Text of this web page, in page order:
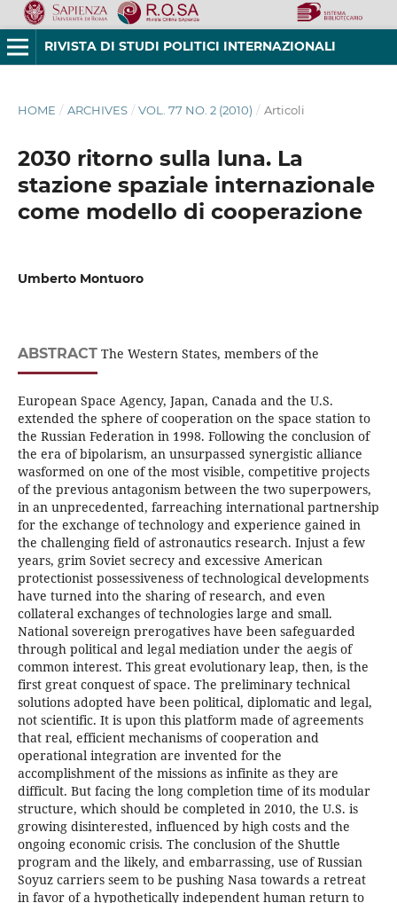
RIVISTA DI STUDI POLITICI INTERNAZIONALI
HOME / ARCHIVES / VOL. 77 NO. 2 (2010) / Articoli
2030 ritorno sulla luna. La
stazione spaziale internazionale
come modello di cooperazione
Umberto Montuoro
ABSTRACTThe Western States, members of the
European Space Agency, Japan, Canada and the U.S.
extended the sphere of cooperation on the space station to
the Russian Federation in 1998. Following the conclusion of
the era of bipolarism, an unsurpassed synergistic alliance
wasformed on one of the most visible, competitive projects
of the previous antagonism between the two superpowers,
in an unprecedented, farreaching international partnership
for the exchange of technology and experience gained in
the challenging field of astronautics research. Injust a few
years, grim Soviet secrecy and excessive American
protectionist possessiveness of technological developments
have turned into the sharing of research, and even
collateral exchanges of technologies large and small.
National sovereign prerogatives have been safeguarded
through political and legal mediation under the aegis of
common interest. This great evolutionary leap, then, is the
first great conquest of space. The preliminary technical
solutions adopted have been political, diplomatic and legal,
not scientific. It is upon this platform made of agreements
that real, efficient mechanisms of cooperation and
operational integration are invented for the
accomplishment of the missions as infinite as they are
difficult. But facing the long completion time of its modular
structure, which should be completed in 2010, the U.S. is
growing disinterested, influenced by high costs and the
ongoing economic crisis. The conclusion of the Shuttle
program and the likely, and embarrassing, use of Russian
Soyuz carriers seem to be pushing Nasa towards a retreat
in favor of a hypothetically independent human return to